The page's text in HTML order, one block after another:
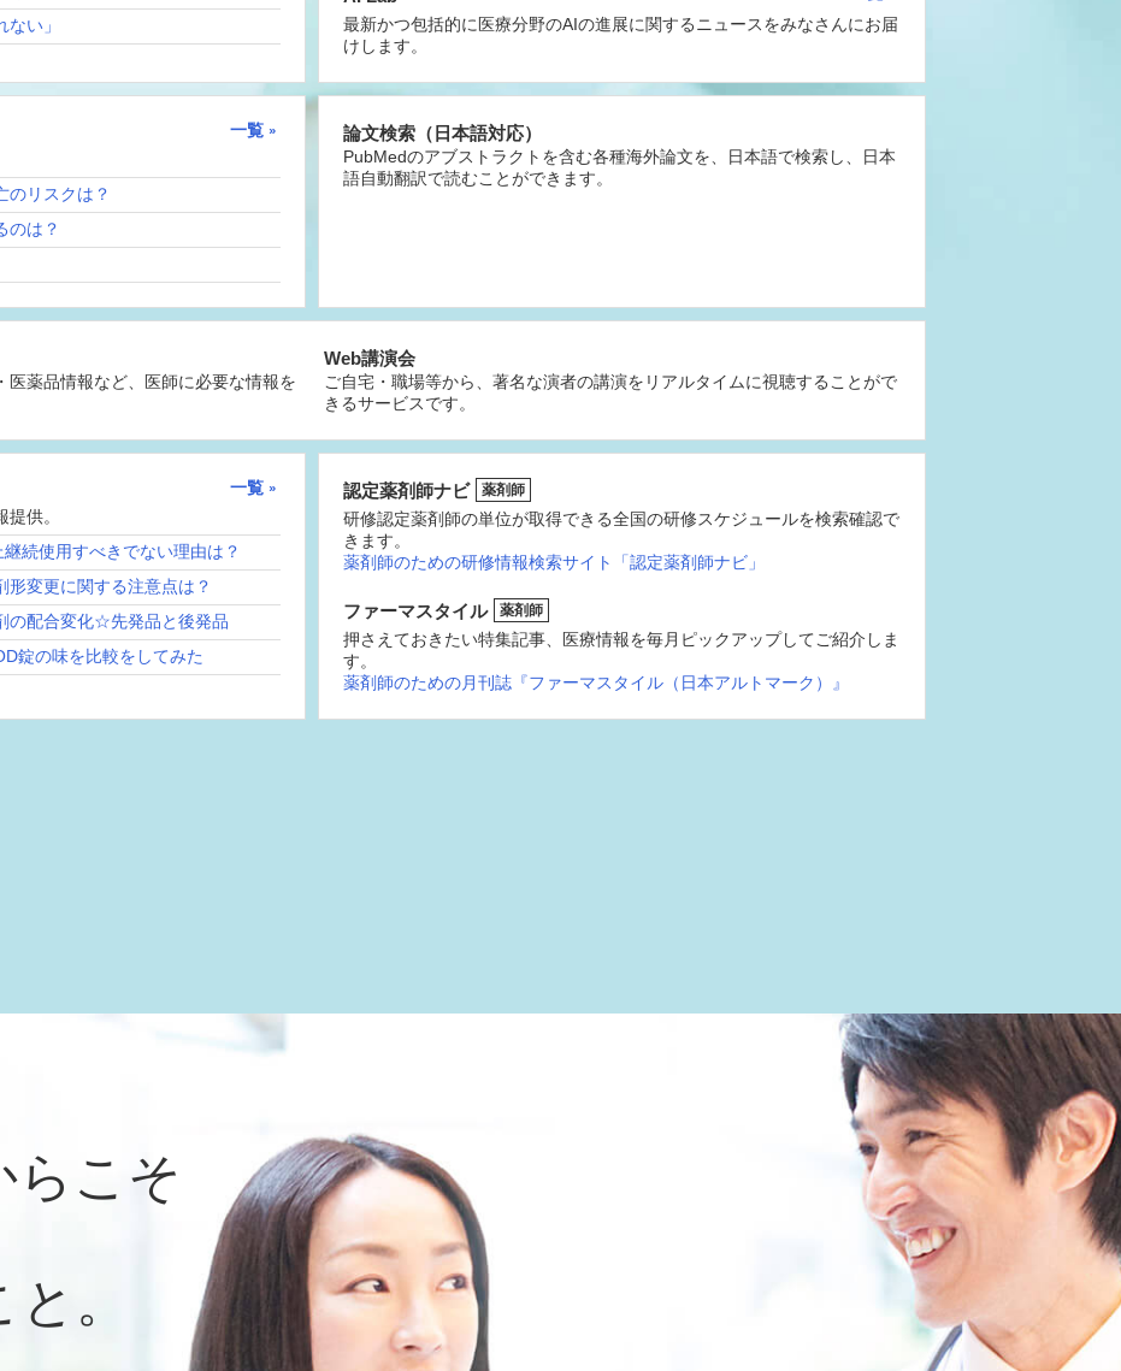
い」
最新かつ包括的に医療分野のAIの進展に関するニュースをみなさんにお届
けします。
一覧
のリスクは？
のは？
論文検索（日本語対応）
PubMedのアブストラクトを含む各種海外論文を、日本語で検索し、日本
語自動翻訳で読むことができます。
薬品情報など、医師に必要な情報を
Web講演会
ご自宅・職場等から、著名な演者の講演をリアルタイムに視聴することがで
きるサービスです。
一覧
供。
続使用すべきでない理由は？
変更に関する注意点は？
の配合変化☆先発品と後発品
錠の味を比較をしてみた
認定薬剤師ナビ 薬剤師
研修認定薬剤師の単位が取得できる全国の研修スケジュールを検索確認で
きます。
薬剤師のための研修情報検索サイト「認定薬剤師ナビ」
ファーマスタイル 薬剤師
押さえておきたい特集記事、医療情報を毎月ピックアップしてご紹介しま
す。
薬剤師のための月刊誌『ファーマスタイル（日本アルトマーク）』
らこそ
。